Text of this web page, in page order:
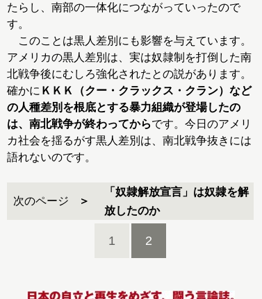
たらし、南部の一体化につながっていったので
す。
このことは黒人差別にも影響を与えています。
アメリカの黒人差別は、実は奴隷制を打倒した南
北戦争後にむしろ強化されたとの説があります。
確かに ＫＫＫ（クー・クラックス・クラン）など
の人種差別を根底とする暴力組織が登場したの
は、南北戦争が終わってからです。今日のアメリ
カ社会を揺るがす黒人差別は、南北戦争抜きには
語れないのです。
次のページ
「奴隷解放宣言」は奴隷を解
放したのか
1 2